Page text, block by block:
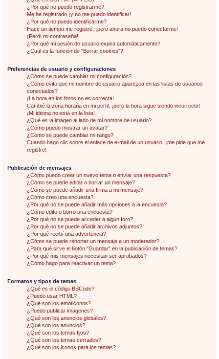
¿Por qué no puedo registrarme?
Me he registrado ¡y no me puedo identificar!
¿Por qué no puedo identificarme?
Hace un tiempo me registré, ¡pero ahora no puedo conectarme!
¡Perdí mi contraseña!
¿Por qué mi sesión de usuario expira automáticamente?
¿Cuál es la función de "Borrar cookies"?
Preferencias de usuario y configuraciones
¿Cómo se puede cambiar mi configuración?
¿Cómo evito que mi nombre de usuario aparezca en las listas de usuarios
conectados?
¡La hora en los foros no es correcta!
Cambié la zona horaria en mi perfil, ¡pero la hora sigue siendo incorrecto!
¡Mi idioma no está en la lista!
¿Qué es la imagen al lado de mi nombre de usuario?
¿Cómo puedo mostrar un avatar?
¿Cómo se puede cambiar mi rango?
Cuando hago clic sobre el enlace de e-mail de un usuario, ¡me pide que me
registre!
Publicación de mensajes
¿Cómo puedo crear un nuevo tema o enviar una respuesta?
¿Cómo se puede editar o borrar un mensaje?
¿Cómo se puede añadir una firma a mi mensaje?
¿Cómo creo una encuesta?
¿Por qué no se puede añadir más opciones a la encuesta?
¿Cómo edito o borro una encuesta?
¿Por qué no se puede acceder a algún foro?
¿Por qué no se puede añadir archivos adjuntos?
¿Por qué recibí una advertencia?
¿Cómo se puede reportar un mensaje a un moderador?
¿Para qué sirve el botón "Guardar" en la publicación de temas?
¿Por qué mis mensajes necesitan ser aprobados?
¿Cómo hago para reactivar un tema?
Formatos y tipos de temas
¿Qué es el código BBCode?
¿Puedo usar HTML?
¿Qué son los emoticonos?
¿Puedo publicar imagenes?
¿Qué son los anuncios globales?
¿Qué son los anuncios?
¿Qué son los temas fijos?
¿Qué son los temas cerrados?
¿Qué son los iconos para los temas?